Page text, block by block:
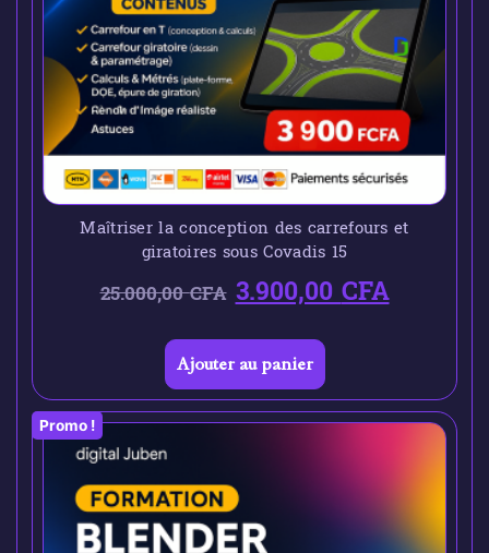
Maîtriser la conception des carrefours et
giratoires sous Covadis 15
25.000,00CFA 3.900,00CFA
Ajouter au panier
Promo !